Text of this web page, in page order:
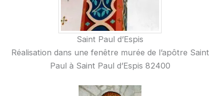
Saint Paul d’Espis
Réalisation dans une fenêtre murée de l’apôtre Saint
Paul à Saint Paul d’Espis 82400